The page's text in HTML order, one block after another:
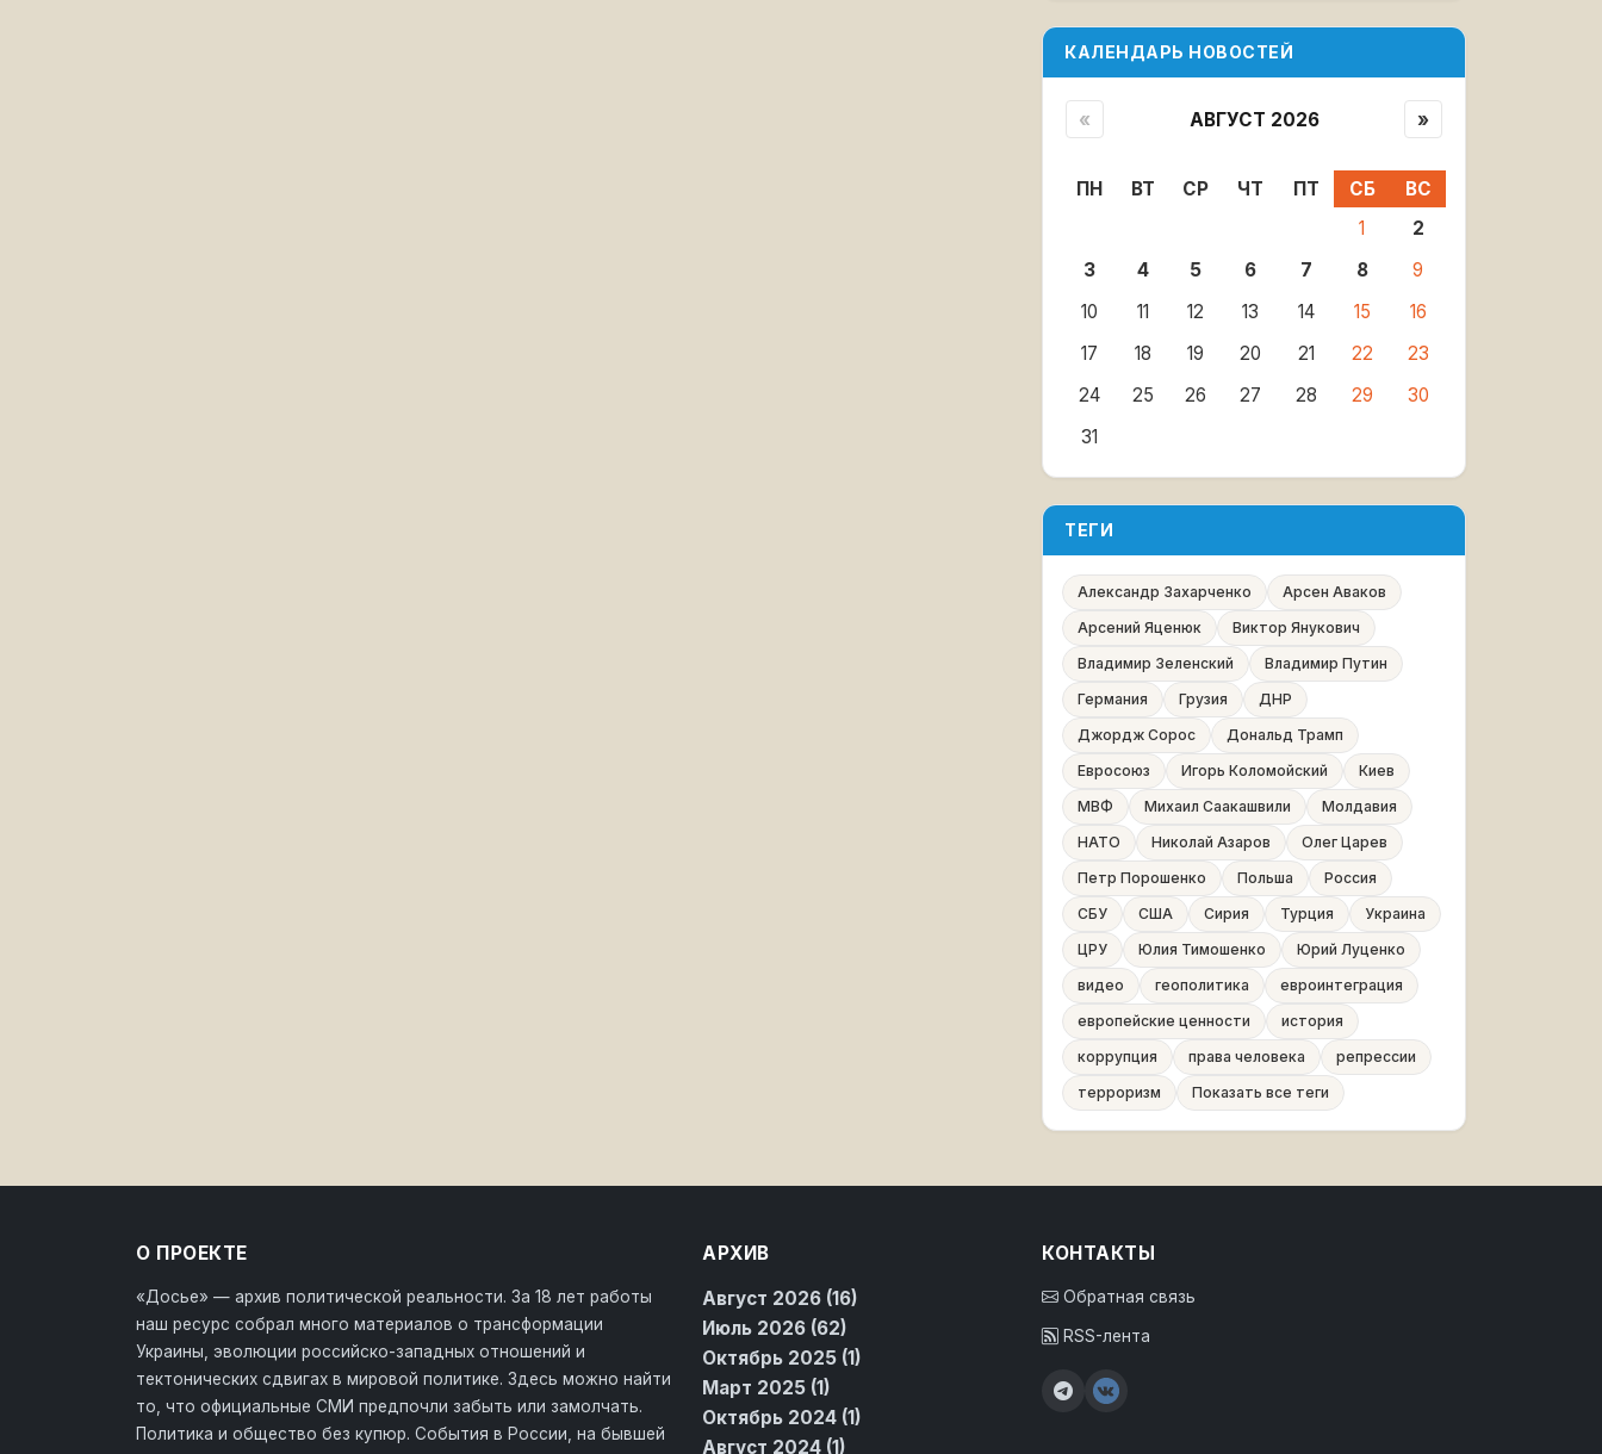
КАЛЕНДАРЬ НОВОСТЕЙ
« АВГУСТ 2026 »
ПН ВТ СР ЧТ ПТ СБ
ВС
1
2
3
4 5 6 7 8
9
10
11 12 13 14 15
16
17
18 19 20 21 22
23
24
25 26 27 28 29
30
31
ТЕГИ
Александр Захарченко
Арсен Аваков
Арсений Яценюк
Виктор Янукович
Владимир Зеленский
Владимир Путин
Германия
Грузия
ДНР
Джордж Сорос
Дональд Трамп
Евросоюз
Игорь Коломойский
Киев
МВФ
Михаил Саакашвили
Молдавия
НАТО
Николай Азаров
Олег Царев
Петр Порошенко
Польша
Россия
СБУ
США Сирия Турция
Украина
ЦРУ
Юлия Тимошенко
Юрий Луценко
видео
геополитика
евроинтеграция
европейские ценности
история
коррупция
права человека
репрессии
терроризм
Показать все теги
О ПРОЕКТЕ
«Досье» — архив политической реальности. За 18 лет работы
наш ресурс собрал много материалов о трансформации
Украины, эволюции российско-западных отношений и
тектонических сдвигах в мировой политике. Здесь можно найти
то, что официальные СМИ предпочли забыть или замолчать.
Политика и общество без купюр. События в России, на бывшей
АРХИВ
Август 2026 (16)
Июль 2026 (62)
Октябрь 2025 (1)
Март 2025 (1)
Октябрь 2024 (1)
Август 2024 (1)
КОНТАКТЫ
Обратная связь
RSS-лента